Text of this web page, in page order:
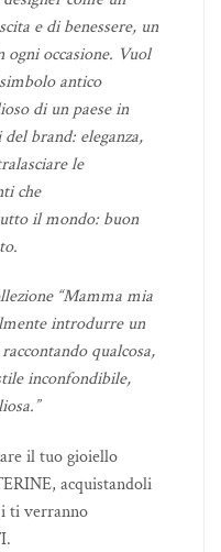
e di benessere, un
ogni occasione. Vuol
antico
di un paese in
brand: eleganza,
le
che
il mondo: buon
“Mamma mia
introdurre un
qualcosa,
inconfondibile,
il tuo gioiello
acquistandoli
ti verranno